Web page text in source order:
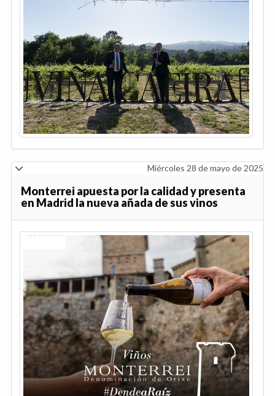
Miércoles 28 de mayo de 2025
Monterrei apuesta por la calidad y presenta
en Madrid la nueva añada de sus vinos